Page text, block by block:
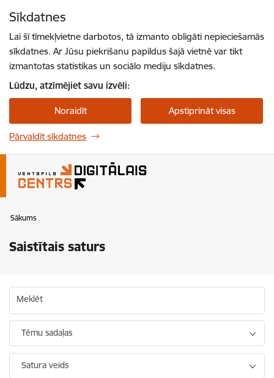
Sīkdatnes
Lai šī tīmekļvietne darbotos, tā izmanto obligāti nepieciešamās
sīkdatnes. Ar Jūsu piekrišanu papildus šajā vietnē var tikt
izmantotas statistikas un sociālo mediju sīkdatnes.
Lūdzu, atzīmējiet savu izvēli:
Noraidīt Apstiprināt visas
Pārvaldīt sīkdatnes
Sākums
Saistītais saturs
Meklēt
Tēmu sadaļas
Satura veids